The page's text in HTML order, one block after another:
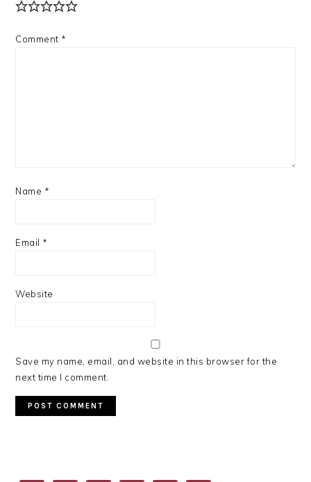
Comment *
Name *
Email *
Website
Save my name, email, and website in this browser for the
next time I comment.